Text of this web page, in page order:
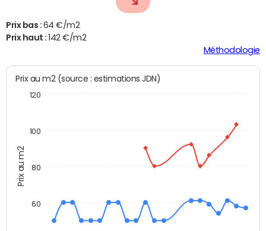
Prix bas : 64 €/m2
Prix haut : 142 €/m2
Méthodologie
Prix au m2
Prix au m2 (source : estimations JDN)
60
80
100
120